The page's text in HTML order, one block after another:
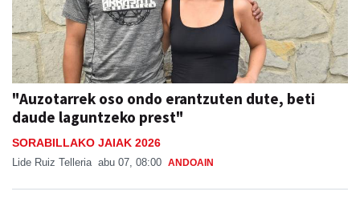
"Auzotarrek oso ondo erantzuten dute, beti
daude laguntzeko prest"
SORABILLAKO JAIAK 2026
Lide Ruiz Telleria abu 07, 08:00 ANDOAIN